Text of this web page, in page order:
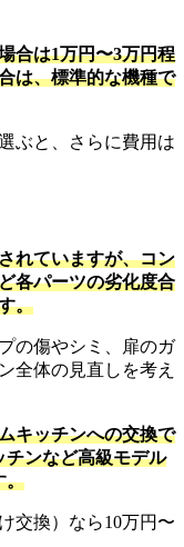
合は1万円〜3万円程
は、標準的な機種で
ぶと、さらに費用は
れていますが、コン
各パーツの劣化度合
。
の傷やシミ、扉のガ
全体の見直しを考え
キッチンへの交換で
チンなど高級モデル
。
交換）なら10万円〜